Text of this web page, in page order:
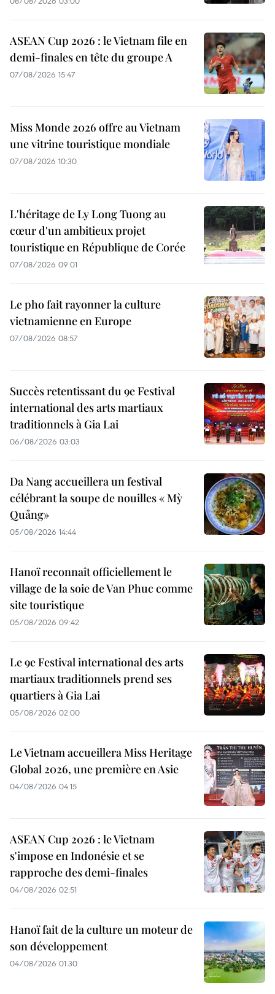
ASEAN Cup 2026 : le Vietnam file en
demi-finales en tête du groupe A
07/08/2026 15:47
Miss Monde 2026 offre au Vietnam
une vitrine touristique mondiale
07/08/2026 10:30
L'héritage de Ly Long Tuong au
cœur d'un ambitieux projet
touristique en République de Corée
07/08/2026 09:01
Le pho fait rayonner la culture
vietnamienne en Europe
07/08/2026 08:57
Succès retentissant du 9e Festival
international des arts martiaux
traditionnels à Gia Lai
06/08/2026 03:03
Da Nang accueillera un festival
célébrant la soupe de nouilles « Mỳ
Quảng»
05/08/2026 14:44
Hanoï reconnaît officiellement le
village de la soie de Van Phuc comme
site touristique
05/08/2026 09:42
Le 9e Festival international des arts
martiaux traditionnels prend ses
quartiers à Gia Lai
05/08/2026 02:00
Le Vietnam accueillera Miss Heritage
Global 2026, une première en Asie
04/08/2026 04:15
ASEAN Cup 2026 : le Vietnam
s'impose en Indonésie et se
rapproche des demi-finales
04/08/2026 02:51
Hanoï fait de la culture un moteur de
son développement
04/08/2026 01:30